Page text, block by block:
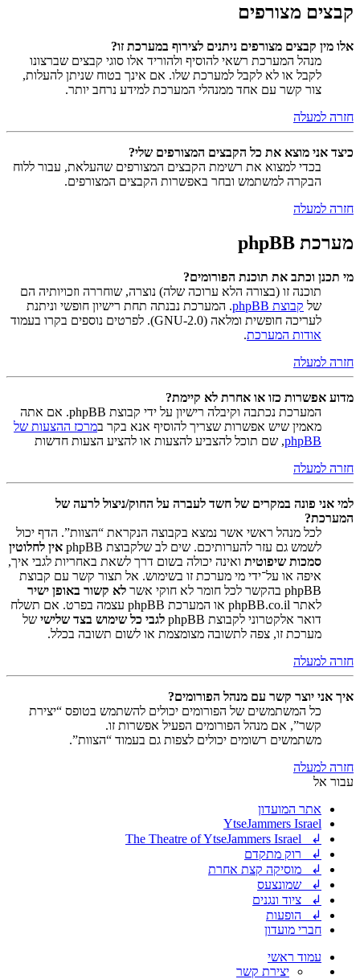
קבצים מצורפים
אלו מין קבצים מצורפים ניתנים לצירוף במערכת זו?
מנהל המערכת רשאי להוסיף ולהוריד אלו סוגי קבצים שברצונו
לקבל או לא לקבל למערכת שלו. אם אינך בטוח שניתן להעלות,
צור קשר עם אחד ממנהלי המערכת למידע נרחב יותר.
חזרה למעלה
כיצד אני מוצא את כל הקבצים המצורפים שלי?
בכדי למצוא את רשימת הקבצים המצורפים שהעלאת, עבור ללוח
הבקרה למשתמש ובחר באפשרות הקבצים המצורפים.
חזרה למעלה
מערכת phpBB
מי תכנן וכתב את תוכנת הפורומים?
תוכנה זו (בצורה הלא ערוכה שלה) נוצרה, שוחררה וזכויותיה הם
של קבוצת phpBB
. המערכת נבנתה תחת רישיון חופשי וניתנת
לעריכה חופשית ומלאה (GNU-2.0). לפרטים נוספים בקרו בעמוד
אודות המערכת.
חזרה למעלה
מדוע אפשרות כזו או אחרת לא קיימת?
המערכת נכתבה וקיבלה רישיון על ידי קבוצת phpBB. אם אתה
מאמין שיש אפשרות שצריך להוסיף אנא בקר במרכז ההצעות של
phpBB, שם תוכל להצביע להצעות או להציע הצעות חדשות
חזרה למעלה
למי אני פונה במקרים של חשד לעברה על החוק/ניצול לרעה של
המערכת?
לכל מנהל ראשי אשר נמצא בקבוצה הנקראת “הצוות”. הדף יכול
לשמש גם עזר להערותיכם. שים לב שלקבוצת phpBB
אין לחלוטין
סמכות שיפוטית ואינה יכולה בשום דרך לשאת באחריות לגבי איך,
איפה או על־ידי מי מערכת זו בשימוש. אל תצור קשר עם קבוצת
phpBB בהקשר לכל חומר לא חוקי אשר
לא קשור באופן ישיר
לאתר phpBB.co.il או המערכת phpBB עצמה בפרט. אם תשלח
דואר אלקטרוני לקבוצת phpBB
לגבי כל שימוש בצד שלישי של
מערכת זו, צפה לתשובה מצומצמת או לשום תשובה בכלל.
חזרה למעלה
איך אני יוצר קשר עם מנהל הפורומים?
כל המשתמשים של הפורומים יכולים להשתמש בטופס “יצירת
קשר”, אם מנהל הפורומים הפעיל אפשרות זו.
משתמשים רשומים יכולים לצפות גם בעמוד “הצוות”.
חזרה למעלה
עבור אל
אתר המועדון
YtseJammers Israel
↲ The Theatre of YtseJammers Israel
↲ רוק מתקדם
↲ מוסיקה קצת אחרת
↲ שמונצעס
↲ ציוד ונגנים
↲ הופעות
חברי מועדון
עמוד ראשי
יצירת קשר